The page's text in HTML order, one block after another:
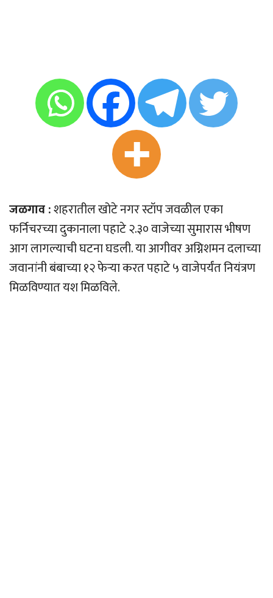
जळगाव :शहरातील खोटे नगर स्टॉप जवळील एका
फर्निचरच्या दुकानाला पहाटे २.३० वाजेच्या सुमारास भीषण
आग लागल्याची घटना घडली. या आगीवर अग्निशमन दलाच्या
जवानांनी बंबाच्या १२ फेऱ्या करत पहाटे ५ वाजेपर्यंत नियंत्रण
मिळविण्यात यश मिळविले.